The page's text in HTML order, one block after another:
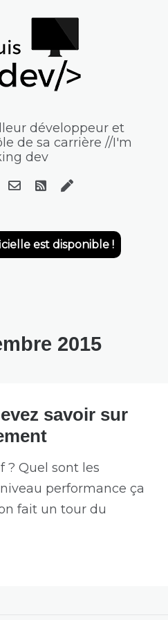
développeur et
de sa carrière //I'm
dev
est disponible !
2015
savoir sur
? Quel sont les
performance ça
fait un tour du